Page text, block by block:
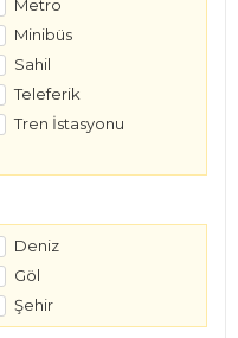
Metro
Minibüs
Sahil
Teleferik
Tren İstasyonu
Deniz
Göl
Şehir